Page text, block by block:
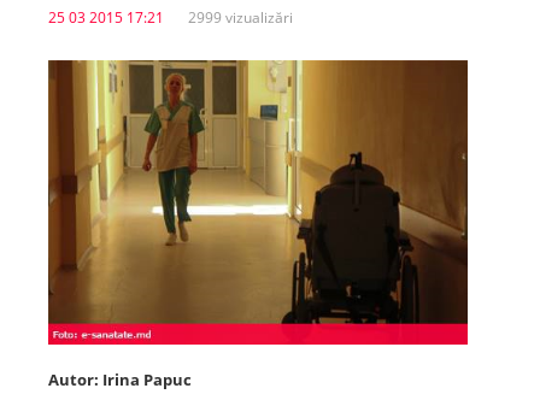
Centrul PAS
Școala E-Sănătate
SanoTeca
25 03 2015 17:21 2999 vizualizări
Autor: Irina Papuc